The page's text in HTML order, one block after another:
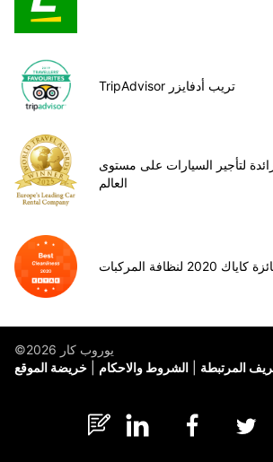
TripAdvisor تريب أدفايزر
لتأجير السيارات على مستوى
العالم
كاياك 2020 لنظافة المركبات
©يوروب كار 2026
خريضة الموقع
الشروط والاحكام المرتبطة